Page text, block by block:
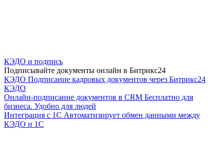
КЭДО и подпись
Подписывайте документы онлайн в Битрикс24
КЭДО Подписание кадровых документов через Битрикс24
КЭДО
Онлайн-подписание документов в CRM Бесплатно для
бизнеса. Удобно для людей
Интеграция с 1С Автоматизирует обмен данными между
КЭДО и 1С